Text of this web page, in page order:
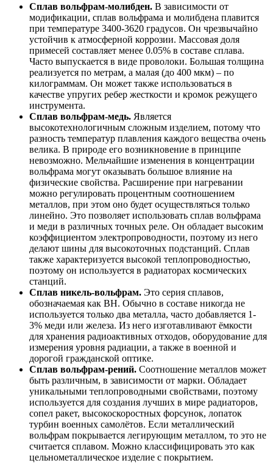
Сплав вольфрам-молибден. В зависимости от
модификации, сплав вольфрама и молибдена плавится
при температуре 3400-3620 градусов. Он чрезвычайно
устойчив к атмосферной коррозии. Массовая доля
примесей составляет менее 0.05% в составе сплава.
Часто выпускается в виде проволоки. Большая толщина
реализуется по метрам, а малая (до 400 мкм) – по
килограммам. Он может также использоваться в
качестве упругих ребер жесткости и кромок режущего
инструмента.
Сплав вольфрам-медь. Является
высокотехнологичным сложным изделием, потому что
разность температур плавления каждого вещества очень
велика. В природе его возникновение в принципе
невозможно. Мельчайшие изменения в концентрации
вольфрама могут оказывать большое влияние на
физические свойства. Расширение при нагревании
можно регулировать процентным соотношением
металлов, при этом оно будет осуществляться только
линейно. Это позволяет использовать сплав вольфрама
и меди в различных точных реле. Он обладает высоким
коэффициентом электропроводности, поэтому из него
делают шины для высокоточных подстанций. Сплав
также характеризуется высокой теплопроводностью,
поэтому он используется в радиаторах космических
станций.
Сплав никель-вольфрам. Это серия сплавов,
обозначаемая как ВН. Обычно в составе никогда не
используется только два металла, часто добавляется 1-
3% меди или железа. Из него изготавливают ёмкости
для хранения радиоактивных отходов, оборудование для
измерения уровня радиации, а также в военной и
дорогой гражданской оптике.
Сплав вольфрам-рений. Соотношение металлов может
быть различным, в зависимости от марки. Обладает
уникальными теплопроводными свойствами, поэтому
используется для создания лучших в мире радиаторов,
сопел ракет, высокоскоростных форсунок, лопаток
турбин военных самолётов. Если металлический
вольфрам покрывается легирующим металлом, то это не
считается сплавом. Можно классифицировать это как
цельнометаллическое изделие с покрытием.